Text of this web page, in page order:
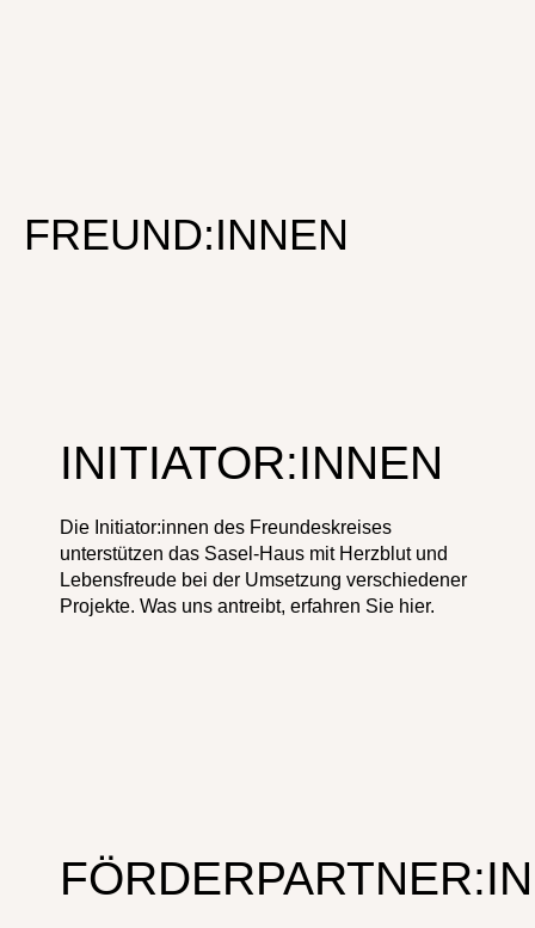
FREUND:INNEN
INITIATOR:INNEN
Die Initiator:innen des Freundeskreises
unterstützen das Sasel-Haus mit Herzblut und
Lebensfreude bei der Umsetzung verschiedener
Projekte. Was uns antreibt, erfahren Sie hier.